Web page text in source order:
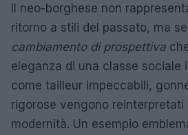
Il neo-borghese non
ritorno a stili del passato, ma
cambiamento di prospettiva
eleganza di una classe sociale
come tailleur impeccabili,
rigorose vengono
modernità. Un esempio